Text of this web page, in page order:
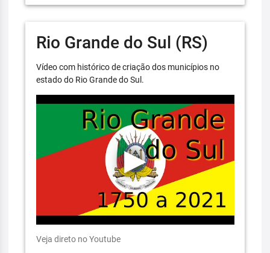
Rio Grande do Sul (RS)
Vídeo com histórico de criação dos municípios no
estado do Rio Grande do Sul.
Veja direto no Youtube